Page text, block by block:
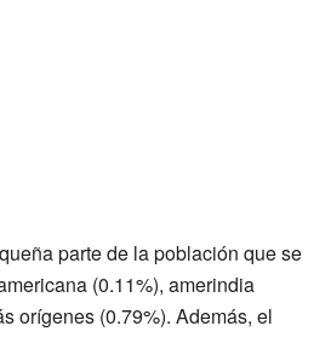
parte de la población que se
(0.11%), amerindia
orígenes (0.79%). Además, el